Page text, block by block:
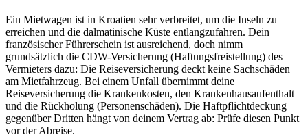
Ein Mietwagen ist in Kroatien sehr verbreitet, um die Inseln zu
erreichen und die dalmatinische Küste entlangzufahren. Dein
französischer Führerschein ist ausreichend, doch nimm
grundsätzlich die CDW-Versicherung (Haftungsfreistellung) des
Vermieters dazu: Die Reiseversicherung deckt keine Sachschäden
am Mietfahrzeug. Bei einem Unfall übernimmt deine
Reiseversicherung die Krankenkosten, den Krankenhausaufenthalt
und die Rückholung (Personenschäden). Die Haftpflichtdeckung
gegenüber Dritten hängt von deinem Vertrag ab: Prüfe diesen Punkt
vor der Abreise.